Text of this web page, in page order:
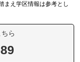
まえ学区情報は参考とし
ら